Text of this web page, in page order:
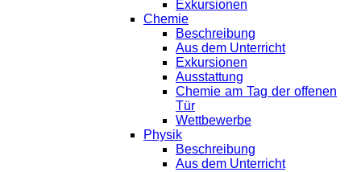
Exkursionen
Chemie
Beschreibung
Aus dem Unterricht
Exkursionen
Ausstattung
Chemie am Tag der offenen
Tür
Wettbewerbe
Physik
Beschreibung
Aus dem Unterricht